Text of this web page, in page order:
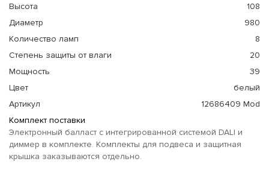
Высота
108
Диаметр
980
Количество ламп
8
Степень защиты от влаги
20
Мощность
39
Цвет
белый
Артикул
12686409 Mod
Комплект поставки
Электронный балласт с интегрированной системой DALI и
диммер в комплекте. Комплекты для подвеса и защитная
крышка заказываются отдельно.